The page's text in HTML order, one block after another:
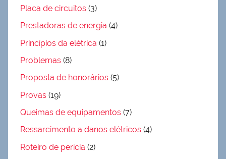
Placa de circuitos (3)
Prestadoras de energia (4)
Princípios da elétrica (1)
Problemas (8)
Proposta de honorários (5)
Provas (19)
Queimas de equipamentos (7)
Ressarcimento a danos elétricos (4)
Roteiro de perícia (2)